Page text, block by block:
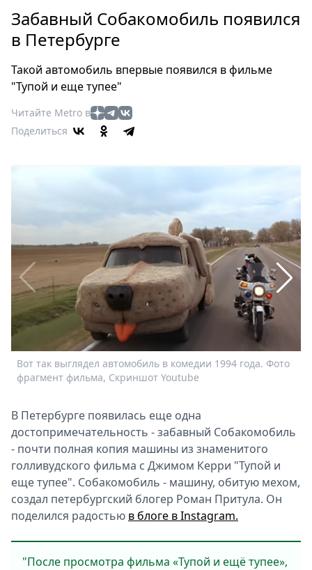
Россия
Мир
Еда
Туризм
Мода
Театр
Выставки
релизы
Metro
Стримы
Спецпроекты
Звезды
Выборы
2026
Metro
Забавный Собакомобиль появился
в Петербурге
Такой автомобиль впервые появился в фильме
"Тупой и еще тупее"
Читайте Metro в
Поделиться
Вот так выглядел автомобиль в комедии 1994 года. Фото
фрагмент фильма, Скриншот Youtube
В Петербурге появилась еще одна
достопримечательность - забавный Собакомобиль
- почти полная копия машины из знаменитого
голливудского фильма с Джимом Керри "Тупой и
еще тупее". Собакомобиль - машину, обитую мехом,
создал петербургский блогер Роман Притула. Он
поделился радостью в блоге в Instagram.
"После просмотра фильма «Тупой и ещё тупее»,